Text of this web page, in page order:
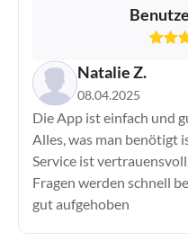
Natalie Z.
08.04.2025
Die App ist einfach und
Alles, was man benötigt
Service ist
Fragen werden schnell
gut aufgehoben